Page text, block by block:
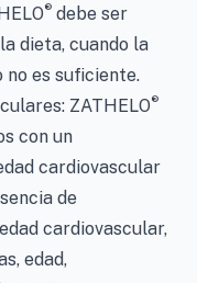
® debe ser
dieta, cuando la
es suficiente.
ZATHELO®
con un
cardiovascular
de
cardiovascular,
edad,